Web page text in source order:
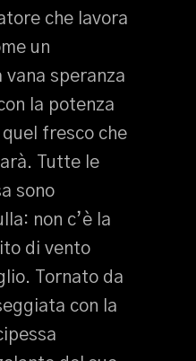
che lavora
un
speranza
la potenza
fresco che
Tutte le
sono
non c’è la
di vento
Tornato da
con la